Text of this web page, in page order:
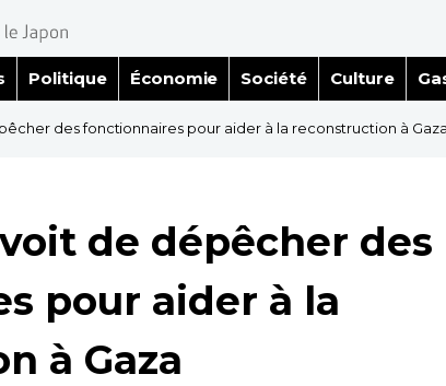
Politique Économie Société Culture
des fonctionnaires pour aider à la reconstruction à Gaza
de dépêcher des
pour aider à la
à Gaza